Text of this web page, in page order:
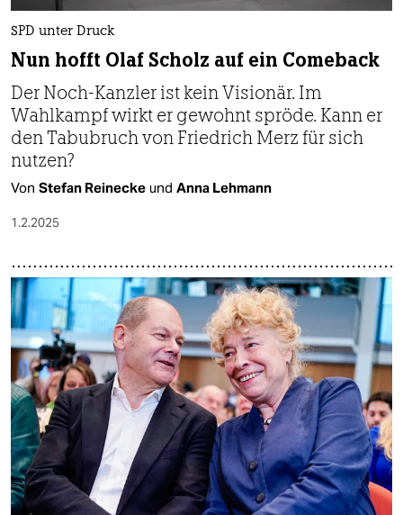
SPD unter Druck
Nun hofft Olaf Scholz auf ein Comeback
Der Noch-Kanzler ist kein Visionär. Im
Wahlkampf wirkt er gewohnt spröde. Kann er
den Tabubruch von Friedrich Merz für sich
nutzen?
Von Stefan Reinecke und Anna Lehmann
1.2.2025